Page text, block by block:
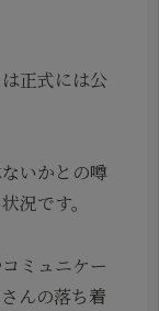
正式には公
いかとの噂
況です。
ミュニケー
んの落ち着